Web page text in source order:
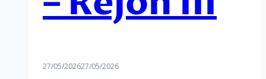
27/05/202627/05/2026